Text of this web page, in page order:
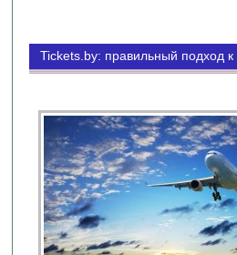
Tickets.by: правильный подход к